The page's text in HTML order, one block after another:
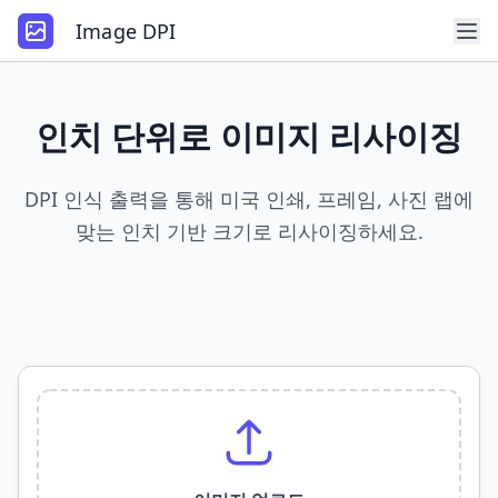
Image DPI
인치 단위로 이미지 리사이징
DPI 인식 출력을 통해 미국 인쇄, 프레임, 사진 랩에
맞는 인치 기반 크기로 리사이징하세요.